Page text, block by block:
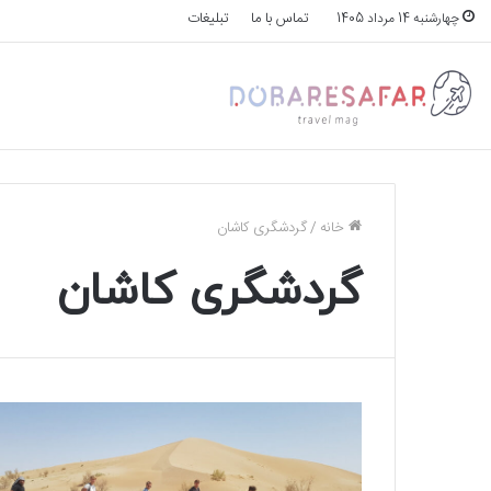
چهارشنبه 14 مرداد 1405 تماس با ما تبلیغات
خانه /گردشگری کاشان
گردشگری کاشان